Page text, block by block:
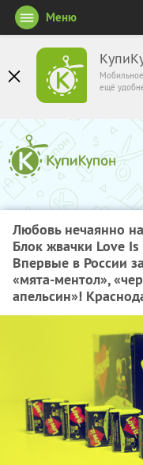
ещё
Меню
Любовь нечаянно
Блок жвачки Love Is
Впервые в России
«мята-ментол»,
апельсин»!